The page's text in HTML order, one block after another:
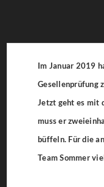
Im Januar 2019
Gesellenprüfung
Jetzt geht es mit
muss er
büffeln. Für die
Team Sommer